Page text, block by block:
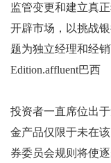
监管变更和建立真
开辟市场，以挑战
题为独立经理和经
Edition.affluent巴西
投资者一直席位出
金产品仅限于未在
券委员会规则将使